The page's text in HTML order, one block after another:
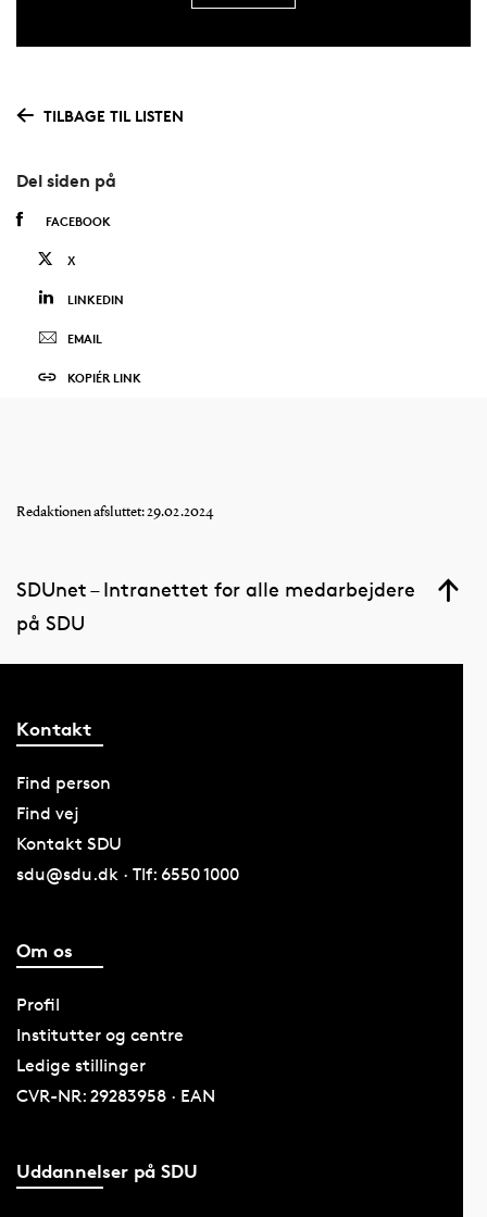
TILBAGE TIL LISTEN
Del siden på
FACEBOOK
X
LINKEDIN
EMAIL
KOPIÉR LINK
Redaktionen afsluttet: 29.02.2024
SDUnet – Intranettet for alle medarbejdere
på SDU
Kontakt
Find person
Find vej
Kontakt SDU
sdu@sdu.dk · Tlf: 6550 1000
Om os
Profil
Institutter og centre
Ledige stillinger
CVR-NR: 29283958 · EAN
Uddannelser på SDU